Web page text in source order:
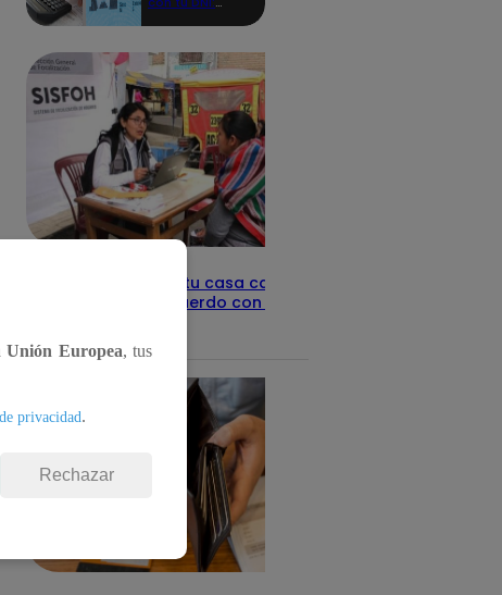
detalles
Revisa con tu DNI si tu casa califica
como pobre, de acuerdo con el Sisfoh
Unión Europea, tus
privacidad.
Rechazar